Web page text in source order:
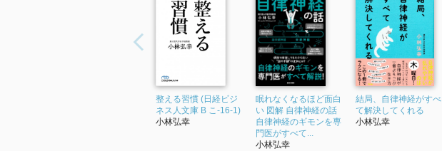
整える習慣 (日経ビジ
ネス人文庫 B こ-16-1)
小林弘幸
眠れなくなるほど面白
い 図解 自律神経の話
自律神経のギモンを専
門医がすべて...
小林弘幸
結局、自律神経がすべ
て解決してくれる
小林弘幸